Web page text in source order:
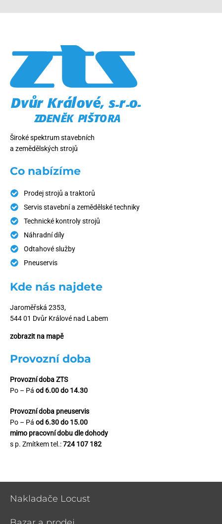
Široké spektrum stavebních
a zemědělských strojů
Co nabízíme
Prodej strojů a traktorů
Servis stavební a zemědělské techniky
Technické kontroly strojů
Náhradní díly
Odtahové služby
Pneuservis
Kde nás najdete
Jaroměřská 2353,
544 01 Dvůr Králové nad Labem
zobrazit na mapě
Provozní doba
Provozní doba ZTS
Po – Pá od 6.00 do 14.30
Provozní doba pneuservis
Po – Pá od 6.30 do 15.00
mimo pracovní dobu dle dohody
s p. Zmítkem tel.:724 107 182
Nakladače Locust